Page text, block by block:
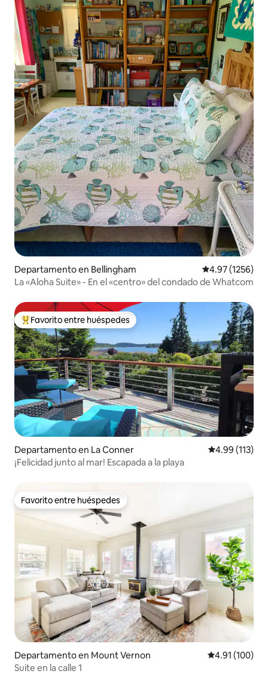
Departamento en Bellingham Calificación
4.97 (1256)
La «Aloha Suite» - En el «centro» del condado de Whatcom
De los mejores en Favorito entre huéspedes
Favorito entre huéspedes
Departamento en La Conner Calificación
4.99 (113)
¡Felicidad junto al mar! Escapada a la playa
Favorito entre huéspedes
Favorito entre huéspedes
Departamento en Mount Vernon Calificación
4.91 (100)
Suite en la calle 1